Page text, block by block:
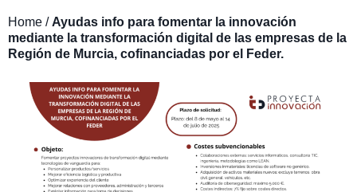
Home / Ayudas info para fomentar la innovación
mediante la transformación digital de las empresas de la
Región de Murcia, cofinanciadas por el Feder.